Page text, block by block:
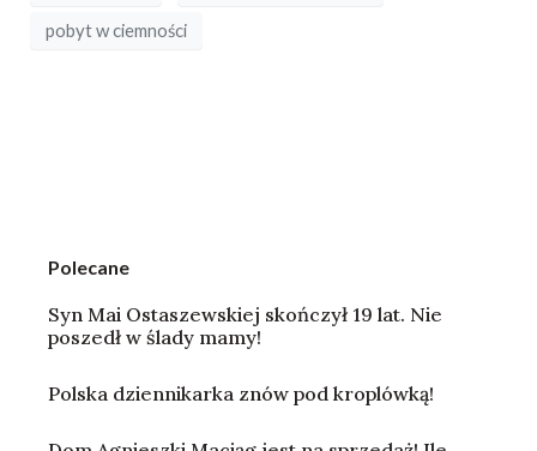
pobyt w ciemności
Polecane
Syn Mai Ostaszewskiej skończył 19 lat. Nie
poszedł w ślady mamy!
Polska dziennikarka znów pod kroplówką!